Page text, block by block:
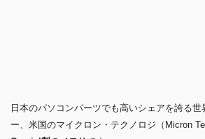
Crucial製のメモリです。
必ずマイクロン製のチップが供給されるため、